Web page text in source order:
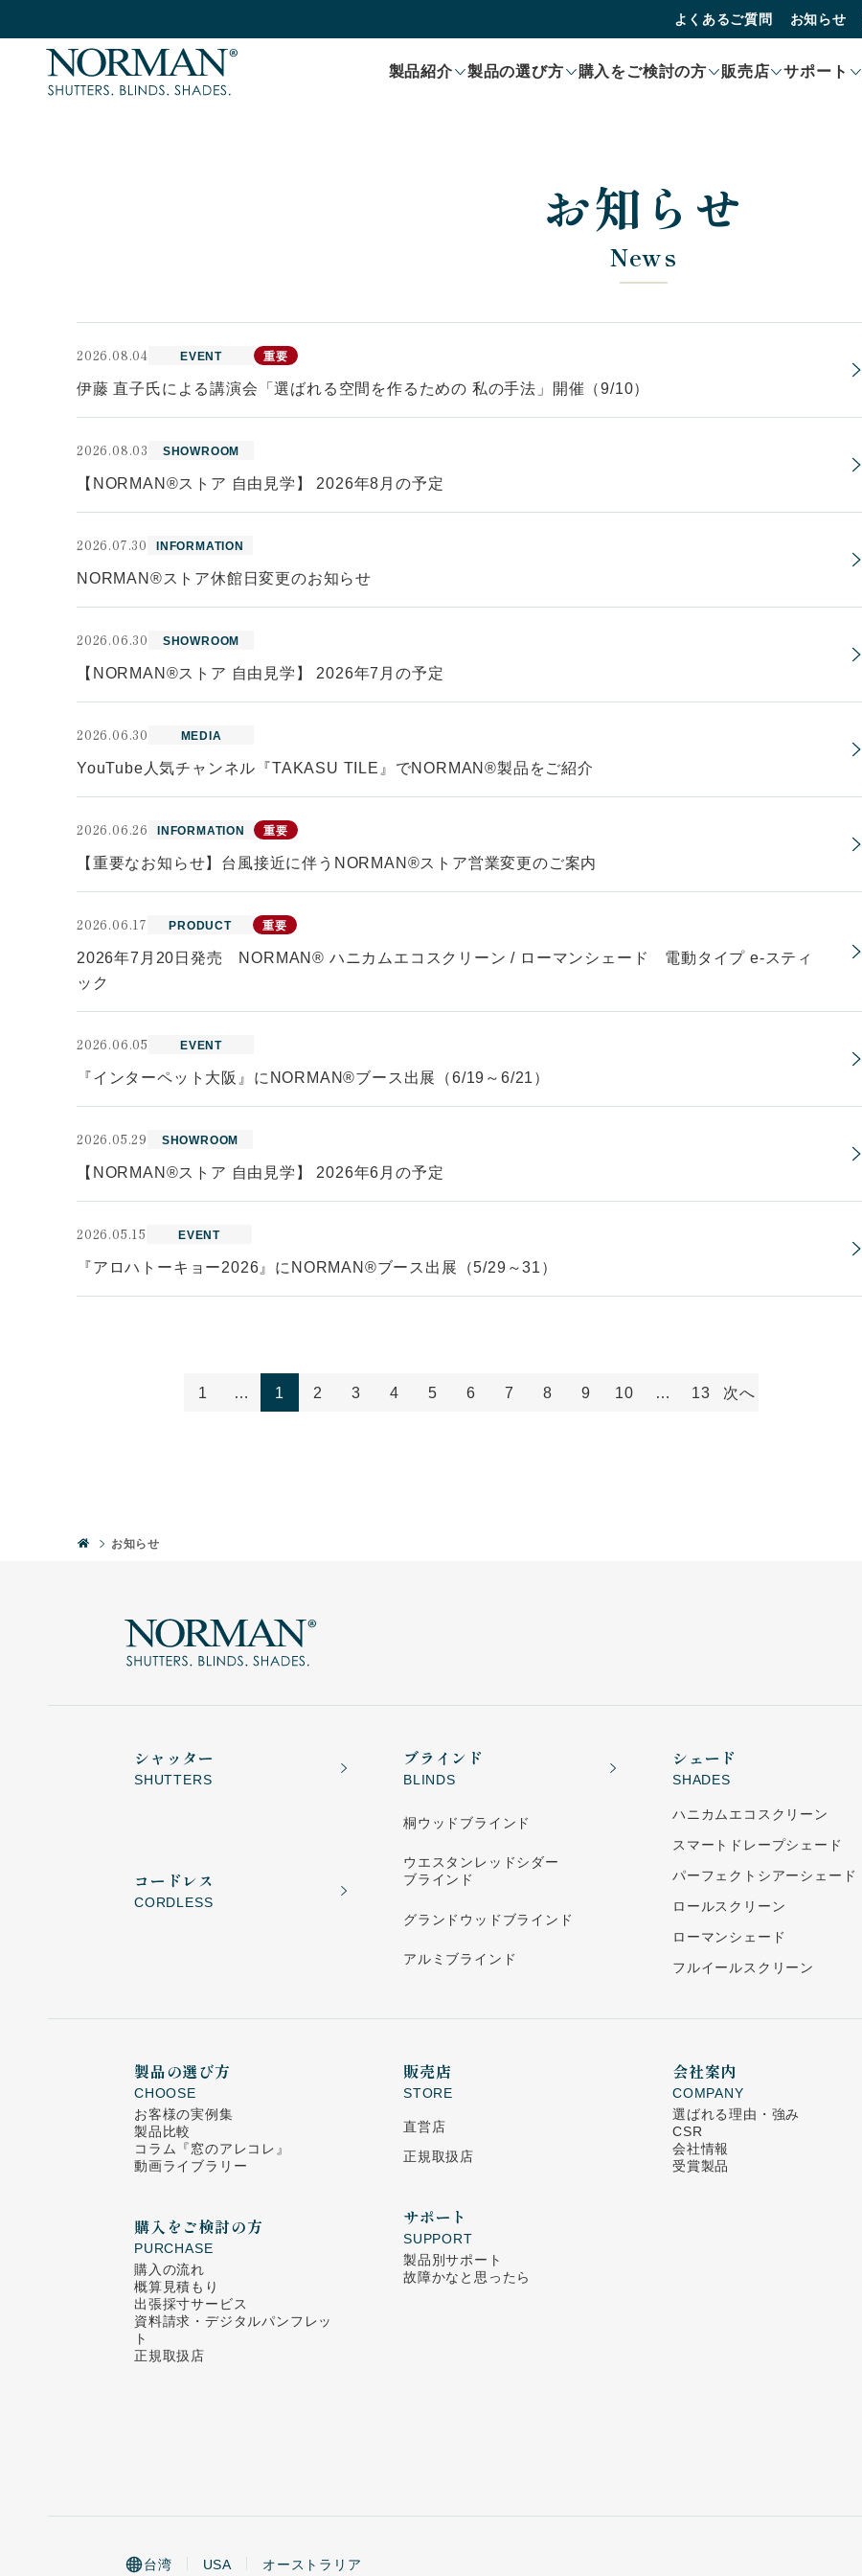
よくあるご質問 お知らせ
製品紹介 製品の選び方 購入をご検討の方 販売店 サポート
お知らせ
News
2026.08.04 EVENT 重要
伊藤 直子氏による講演会「選ばれる空間を作るための 私の手法」開催（9/10）
2026.08.03 SHOWROOM
【NORMAN®ストア 自由見学】 2026年8月の予定
2026.07.30 INFORMATION
NORMAN®ストア休館日変更のお知らせ
2026.06.30 SHOWROOM
【NORMAN®ストア 自由見学】 2026年7月の予定
2026.06.30 MEDIA
YouTube人気チャンネル『TAKASU TILE』でNORMAN®製品をご紹介
2026.06.26 INFORMATION 重要
【重要なお知らせ】台風接近に伴うNORMAN®ストア営業変更のご案内
2026.06.17 PRODUCT 重要
2026年7月20日発売 NORMAN® ハニカムエコスクリーン / ローマンシェード 電動タイプ e-スティ
ック
2026.06.05 EVENT
『インターペット大阪』にNORMAN®ブース出展（6/19～6/21）
2026.05.29 SHOWROOM
【NORMAN®ストア 自由見学】 2026年6月の予定
2026.05.15 EVENT
『アロハトーキョー2026』にNORMAN®ブース出展（5/29～31）
1 … 1 2 3 4 5 6 7 8 9 10 … 13 次へ
お知らせ
シャッター
SHUTTERS
コードレス
CORDLESS
ブラインド
BLINDS
桐ウッドブラインド
ウエスタンレッドシダー
ブラインド
グランドウッドブラインド
アルミブラインド
シェード
SHADES
ハニカムエコスクリーン
スマートドレープシェード
パーフェクトシアーシェード
ロールスクリーン
ローマンシェード
フルイールスクリーン
製品の選び方
CHOOSE
お客様の実例集
製品比較
コラム
『窓のアレコレ』
動画ライブラリー
購入をご検討の方
PURCHASE
購入の流れ
概算見積もり
出張採寸サービス
資料請求・デジタルパンフレッ
ト
正規取扱店
販売店
STORE
直営店
正規取扱店
サポート
SUPPORT
製品別サポート
故障かなと思ったら
会社案内
COMPANY
選ばれる理由・強み
CSR
会社情報
受賞製品
台湾 USA オーストラリア